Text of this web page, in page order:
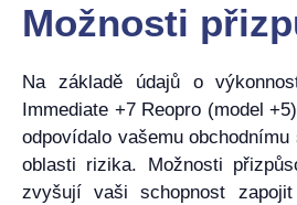
Možnosti
Na základě údajů o
Immediate +7 Reopro (model
odpovídalo vašemu
oblasti rizika. Možnosti
zvyšují vaši schopnost